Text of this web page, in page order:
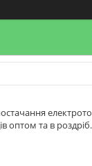
оптом та в роздріб.